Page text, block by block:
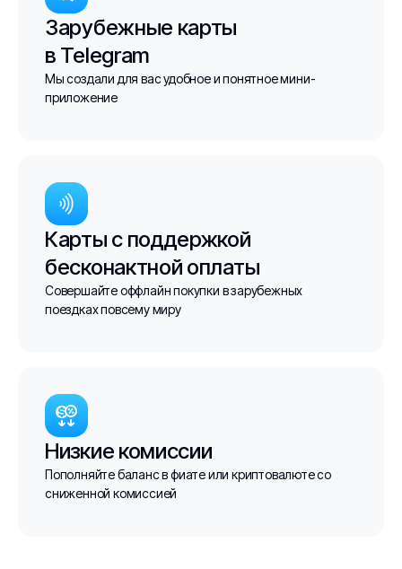
Зарубежные карты
в Telegram
Мы создали для вас удобное и понятное мини-
приложение
Карты с поддержкой
бесконактной оплаты
Совершайте оффлайн покупки в зарубежных
поездках повсему миру
Низкие комиссии
Пополняйте баланс в фиате или криптовалюте со
сниженной комиссией